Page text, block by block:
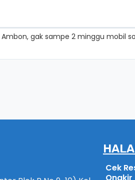
gak sampe 2 minggu mobil
Cek